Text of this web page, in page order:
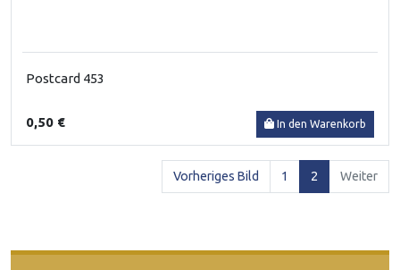
Postcard 453
0,50 € In den Warenkorb
Vorheriges Bild 1 2 (current)
Weiter